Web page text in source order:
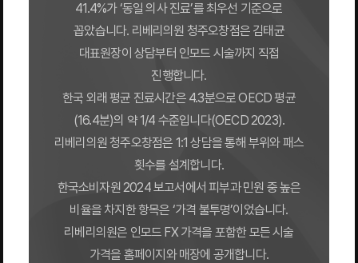
41.4%가 ‘동일 의사 진료’를 최우선 기준으로
꼽았습니다. 리베리의원 청주오창점은 김태균
대표원장이 상담부터 인모드 시술까지 직접
진행합니다.
한국 외래 평균 진료시간은 4.3분으로 OECD 평균
(16.4분)의 약 1/4 수준입니다(OECD 2023).
리베리의원 청주오창점은 1:1 상담을 통해 부위와 패스
횟수를 설계합니다.
한국소비자원 2024 보고서에서 피부과 민원 중 높은
비율을 차지한 항목은 ‘가격 불투명’이었습니다.
리베리의원은 인모드 FX 가격을 포함한 모든 시술
가격을 홈페이지와 매장에 공개합니다.